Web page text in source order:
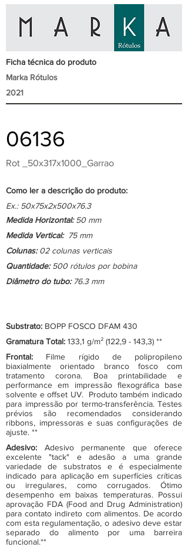
Ficha técnica do produto
Marka Rótulos
2021
06136
Rot _50x317x1000_Garrao
Como ler a descrição do produto:
Ex.: 50x75x2x500x76.3
Medida Horizontal:50 mm
Medida Vertical: 75 mm
Colunas:02 colunas verticais
Quantidade:500 rótulos por bobina
Diâmetro do tubo: 76.3 mm
Substrato: BOPP FOSCO DFAM 430
Gramatura Total: 133,1 g/m² (122,9 - 143,3) **
Frontal: Filme rígido de polipropileno
biaxialmente orientado branco fosco com
tratamento corona. Boa printabilidade e
performance em impressão flexográfica base
solvente e offset UV. Produto também indicado
para impressão por termo-transferência. Testes
prévios são recomendados considerando
ribbons, impressoras e suas configurações de
ajuste. **
Adesivo: Adesivo permanente que oferece
excelente "tack" e adesão a uma grande
variedade de substratos e é especialmente
indicado para aplicação em superfícies críticas
ou irregulares, como corrugados. Ótimo
desempenho em baixas temperaturas. Possui
aprovação FDA (Food and Drug Administration)
para contato indireto com alimentos. De acordo
com esta regulamentação, o adesivo deve estar
separado do alimento por uma barreira
funcional.**